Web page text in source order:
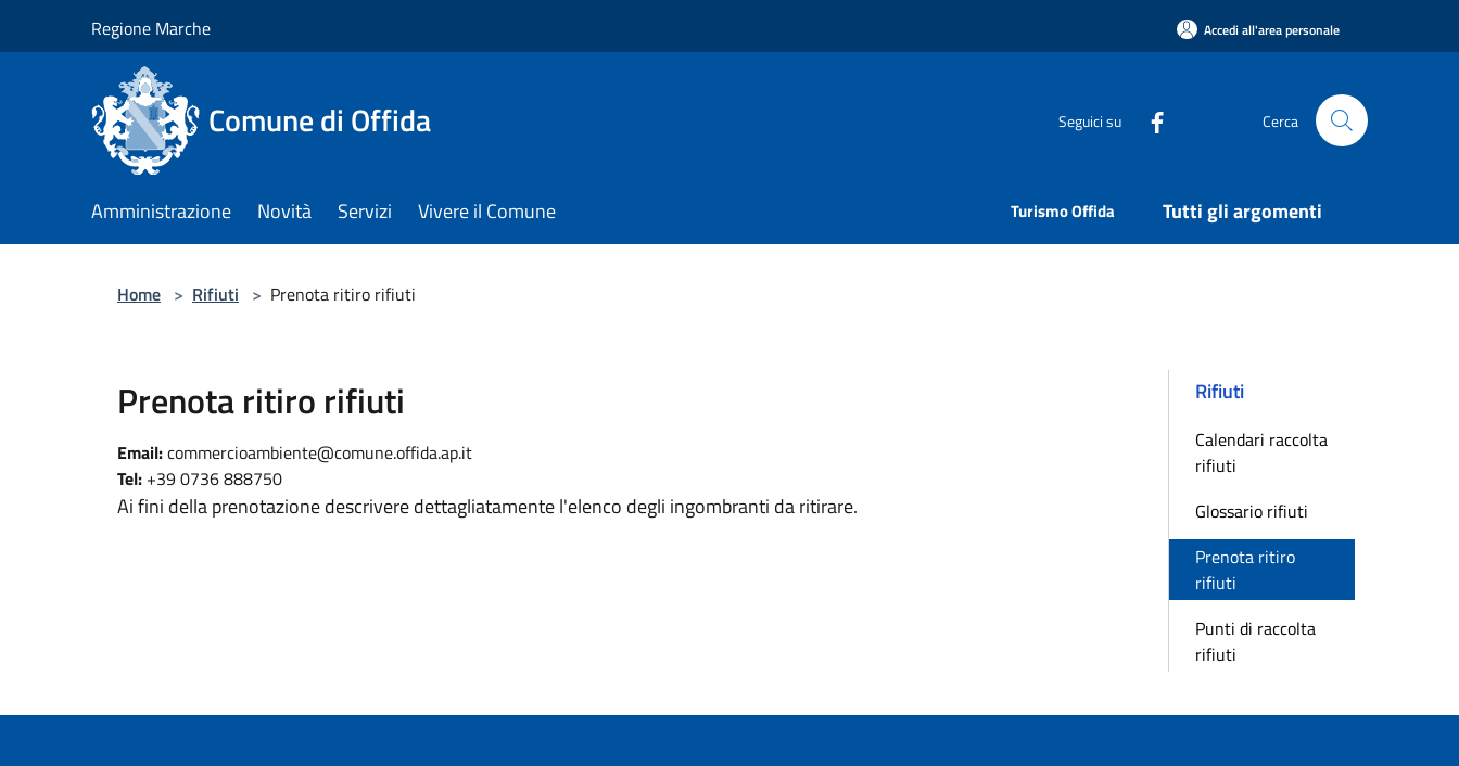
Regione Marche Accedi all'area personale
Comune di Offida Seguici su Cerca
Amministrazione Novità Servizi Vivere il Comune Turismo Offida Tutti gli argomenti
Home > Rifiuti > Prenota ritiro rifiuti
Prenota ritiro rifiuti
Email:commercioambiente@comune.offida.ap.it
Tel: +39 0736 888750
Ai fini della prenotazione descrivere dettagliatamente l'elenco degli ingombranti da ritirare.
Rifiuti
Calendari raccolta
rifiuti
Glossario rifiuti
Prenota ritiro
rifiuti
Punti di raccolta
rifiuti